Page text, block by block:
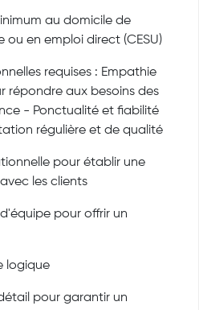
au domicile de
ou en emploi direct (CESU)
requises : Empathie
répondre aux besoins des
- Ponctualité et fiabilité
régulière et de qualité
pour établir une
les clients
pour offrir un
logique
pour garantir un